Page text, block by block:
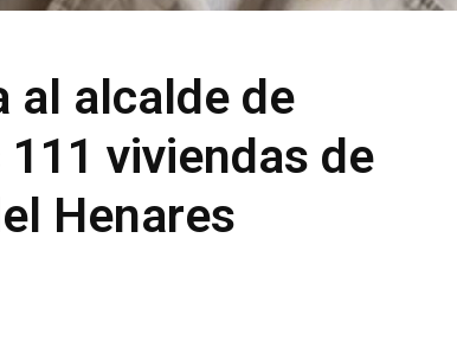
al alcalde de
viviendas de
Henares